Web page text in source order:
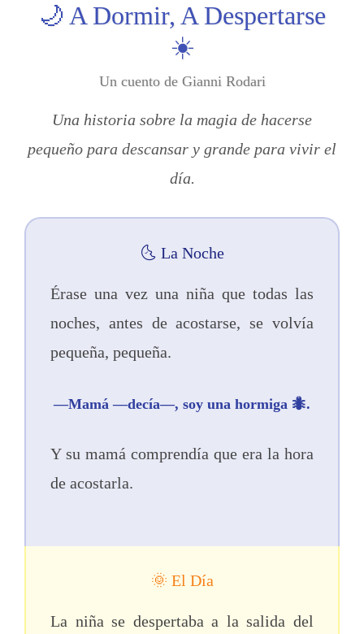
🌙 A Dormir, A Despertarse
☀️
Un cuento de Gianni Rodari
Una historia sobre la magia de hacerse
pequeño para descansar y grande para vivir el
día.
🌜 La Noche
Érase una vez una niña que todas las
noches, antes de acostarse, se volvía
pequeña, pequeña.
—Mamá —decía—, soy una hormiga 🐜.
Y su mamá comprendía que era la hora
de acostarla.
🌞 El Día
La niña se despertaba a la salida del